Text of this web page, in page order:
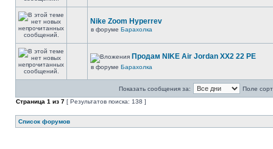
Nike Zoom Hyperrev
в форуме Барахолка
Продам NIKE Air Jordan XX2 22 PE
в форуме Барахолка
Показать сообщения за:
Поле
Страница 1 из 7 [ Результатов поиска: 138 ]
Список форумов